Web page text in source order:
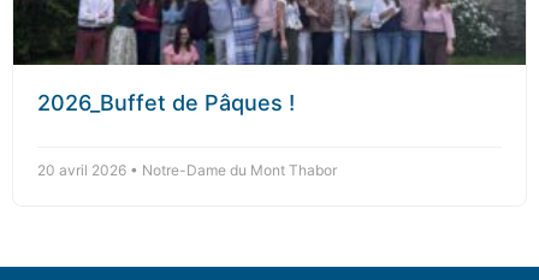
2026_Buffet de Pâques !
20 avril 2026 • Notre-Dame du Mont Thabor